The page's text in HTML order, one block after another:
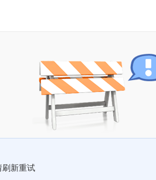
刷新重试